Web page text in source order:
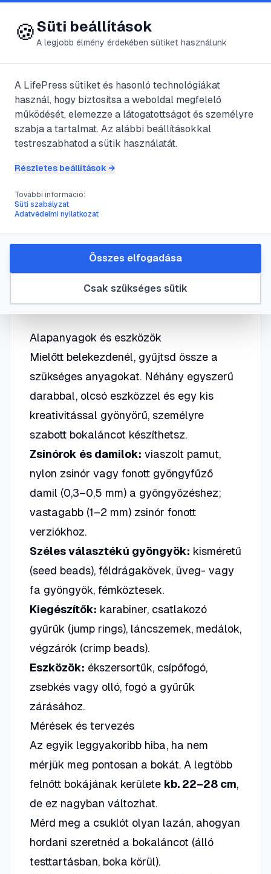
😍 LifePress
@ECHOMANIC
2025. október 9. ·5 perc olvasás
Kézzel készített
bokalánc: részletes
útmutató
kezdőknek és
haladóknak
ékszerkészítés #bokalánc
Alapanyagok és eszközök
Mielőtt belekezdenél, gyűjtsd össze a
szükséges anyagokat. Néhány egyszerű
darabbal, olcsó eszközzel és egy kis
kreativitással gyönyörű, személyre
szabott bokaláncot készíthetsz.
Zsinórok és damilok: viaszolt pamut,
nylon zsinór vagy fonott gyöngyfűző
damil (0,3–0,5 mm) a gyöngyözéshez;
vastagabb (1–2 mm) zsinór fonott
verziókhoz.
Széles választékú gyöngyök: kisméretű
(seed beads), féldrágakövek, üveg- vagy
fa gyöngyök, fémköztesek.
Kiegészítők: karabiner, csatlakozó
gyűrűk (jump rings), láncszemek, medálok,
végzárók (crimp beads).
Eszközök: ékszersortűk, csípőfogó,
zsebkés vagy olló, fogó a gyűrűk
zárásához.
Mérések és tervezés
Az egyik leggyakoribb hiba, ha nem
mérjük meg pontosan a bokát. A legtöbb
felnőtt bokájának kerülete kb. 22–28 cm,
de ez nagyban változhat.
Mérd meg a csuklót olyan lazán, ahogyan
hordani szeretnéd a bokaláncot (álló
testtartásban, boka körül).
🍪Süti beállítások
A legjobb élmény érdekében sütiket használunk
A LifePress sütiket és hasonló technológiákat
használ, hogy biztosítsa a weboldal megfelelő
működését, elemezze a látogatottságot és személyre
szabja a tartalmat. Az alábbi beállításokkal
testreszabhatod a sütik használatát.
Részletes beállítások →
További információ:
Süti szabályzat
Adatvédelmi nyilatkozat
Csak szükséges sütik
Összes elfogadása